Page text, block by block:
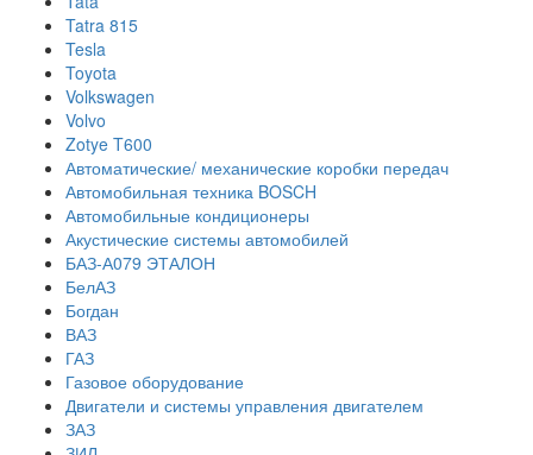
Tatra 815
Tesla
Toyota
Volkswagen
Volvo
Zotye T600
Автоматические/ механические коробки передач
Автомобильная техника BOSCH
Автомобильные кондиционеры
Акустические системы автомобилей
БАЗ-А079 ЭТАЛОН
БелАЗ
Богдан
ВАЗ
ГАЗ
Газовое оборудование
Двигатели и системы управления двигателем
ЗАЗ